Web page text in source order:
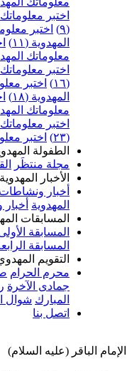
اختبر معلوماتك
(٩)
اختبر
المهدوية (١١)
معلوماتك
اختبر معلوماتك
(١٦)
اختبر
المهدوية (١٨)
معلوماتك
اختبر معلوماتك
(٢٣)
اختبر
الطفولة
مجلة منتظَر
الأخبار المهدوية
أخبار
المهدوية
المسابقات
المسابقة
المسابقة
التقويم
محرم الحرام
جمادى الآخرة
المبارك شوال
اتصل بنا
الإمام الباقر (عليه السلام)